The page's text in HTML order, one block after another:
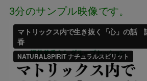
3分のサンプル映像です。